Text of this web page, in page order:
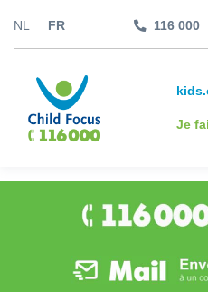
NL FR 116 000
Je